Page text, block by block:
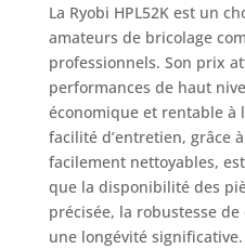
La Ryobi HPL52K est un
amateurs de bricolage
professionnels. Son prix
performances de haut
économique et rentable à
facilité d’entretien, grâce
facilement nettoyables,
que la disponibilité des
précisée, la robustesse
une longévité